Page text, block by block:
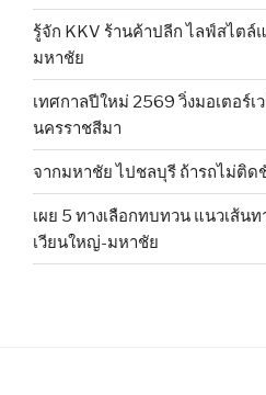
รู้จัก KKV ร้านค้าปลีก ไลฟ์สไต
มหาชัย
เทศกาลปีใหม่ 2569 วิ่งมอเตอร์เ
นครราชสีมา
จากมหาชัย ไปชลบุรี ถ้ารถไม่ติด
เผย 5 ทางเลือกทบทวน แนวเส้น
เวียนใหญ่-มหาชัย